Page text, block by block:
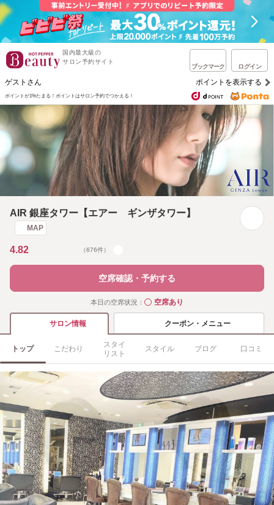
国内最大級の
サロン予約サイト
ブックマーク ログイン
ゲストさん ポイントを表示する
ポイントが1%たまる！ ポイントはサロン予約でつかえる！
AIR 銀座タワー【エアー ギンザタワー】
MAP
4.82 （676件）
空席確認・予約する
本日の空席状況： ◯空席あり
サロン情報 クーポン・メニュー
トップ こだわり
スタイ
リスト
スタイル ブログ 口コミ